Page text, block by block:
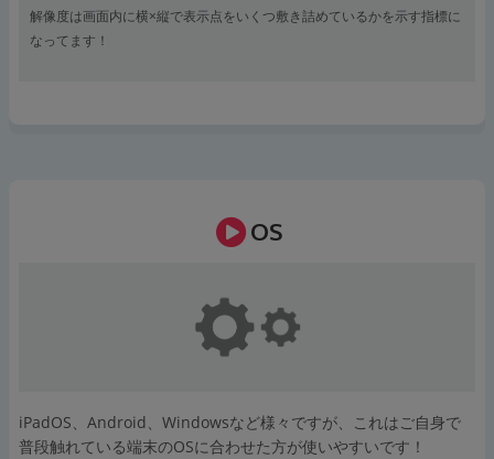
解像度は画面内に横×縦で表示点をいくつ敷き詰めているかを示す指標に
なってます！
OS
iPadOS、Android、Windowsなど様々ですが、これはご自身で
普段触れている端末のOSに合わせた方が使いやすいです！